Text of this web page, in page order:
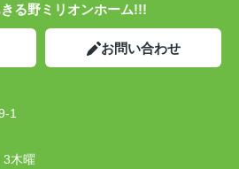
る野ミリオンホーム!!!
お問い合わせ
1
3木曜